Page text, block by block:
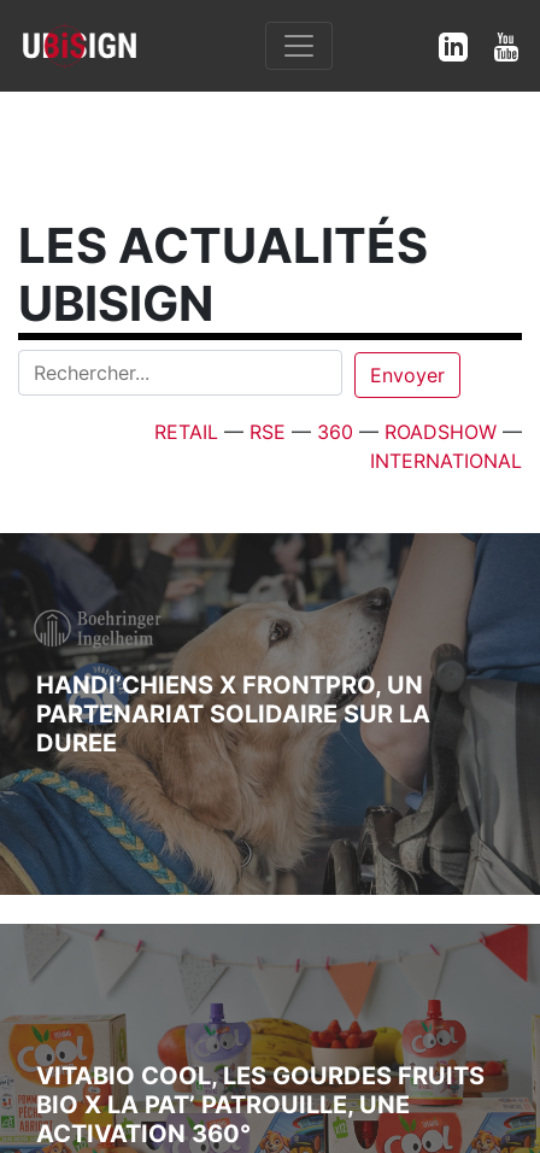
LES ACTUALITÉS
UBISIGN
RETAIL — RSE — 360 — ROADSHOW —
INTERNATIONAL
HANDI’CHIENS X FRONTPRO, UN
PARTENARIAT SOLIDAIRE SUR LA
DUREE
VITABIO COOL, LES GOURDES FRUITS
BIO X LA PAT’ PATROUILLE, UNE
ACTIVATION 360°